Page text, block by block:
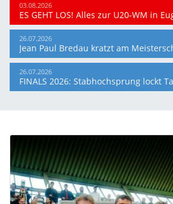
03.08.2026
ES GEHT LOS! Alles zur U20-WM in
26.07.2026
26.07.2026